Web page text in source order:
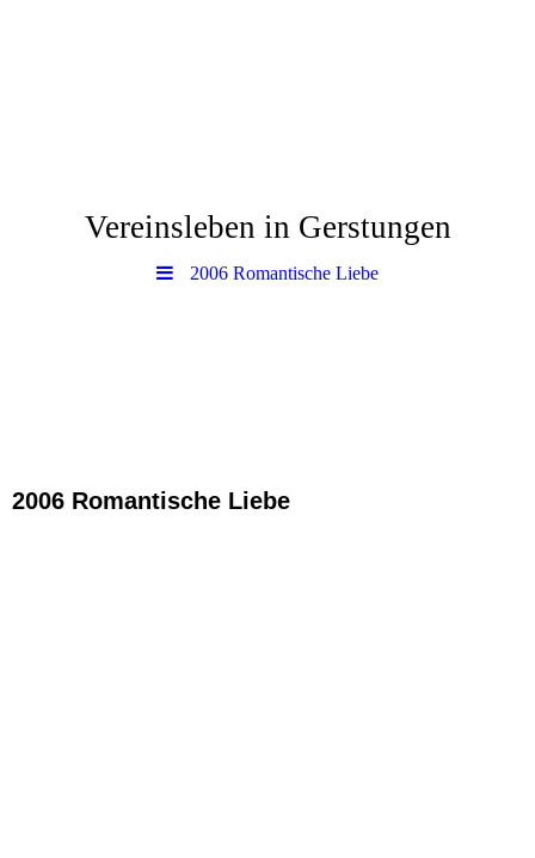
Vereinsleben in Gerstungen
2006 Romantische Liebe
2006 Romantische Liebe